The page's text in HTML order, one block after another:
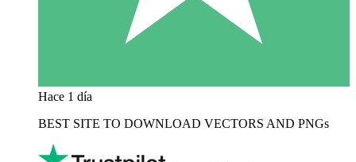
Hace 1 día
BEST SITE TO DOWNLOAD VECTORS AND PNGs